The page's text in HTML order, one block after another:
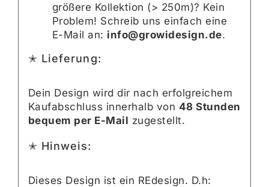
größere Kollektion (> 250m)? Kein
Problem! Schreib uns einfach eine
E-Mail an: info@growidesign.de.
✭ Lieferung:
Dein Design wird dir nach erfolgreichem
Kaufabschluss innerhalb von 48 Stunden
bequem per E-Mail zugestellt.
✭ Hinweis:
Dieses Design ist ein REdesign. D.h: